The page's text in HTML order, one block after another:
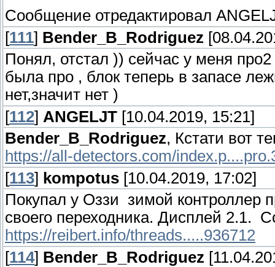
Сообщение отредактировал
[111] Bender_B_Rodriguez
Понял, отстал )) сейчас у меня про2
была про , блок теперь в запасе
нет,значит нет )
[112] ANGELJT [10.04.2019, 15:21]
Bender_B_Rodriguez, Кстати вот
https://all-detectors.com/
[113] kompotus [10.04.2019, 17:02]
Покупал у Оззи зимой контроллер
своего переходника. Дисплей 2.1.
https://reibert.info/threads.....936712
[114] Bender_B_Rodriguez